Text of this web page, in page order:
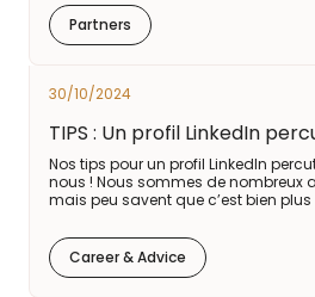
Partners
30/10/2024
TIPS : Un profil LinkedIn
Nos tips pour un profil LinkedIn
nous ! Nous sommes de nombreux
mais peu savent que c’est bien
Career & Advice